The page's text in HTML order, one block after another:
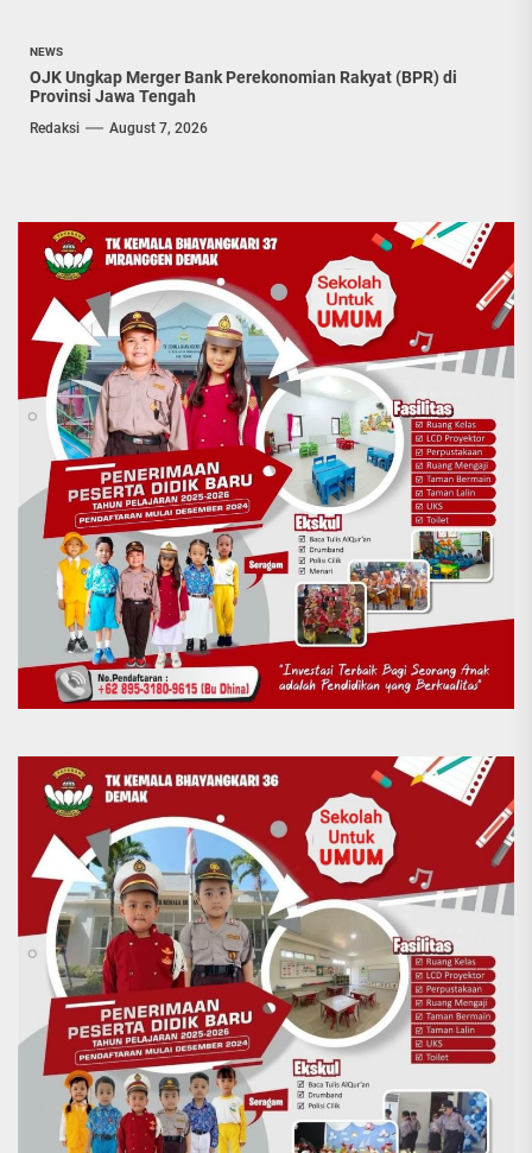
NEWS
OJK Ungkap Merger Bank Perekonomian Rakyat (BPR) di
Provinsi Jawa Tengah
Redaksi August 7, 2026